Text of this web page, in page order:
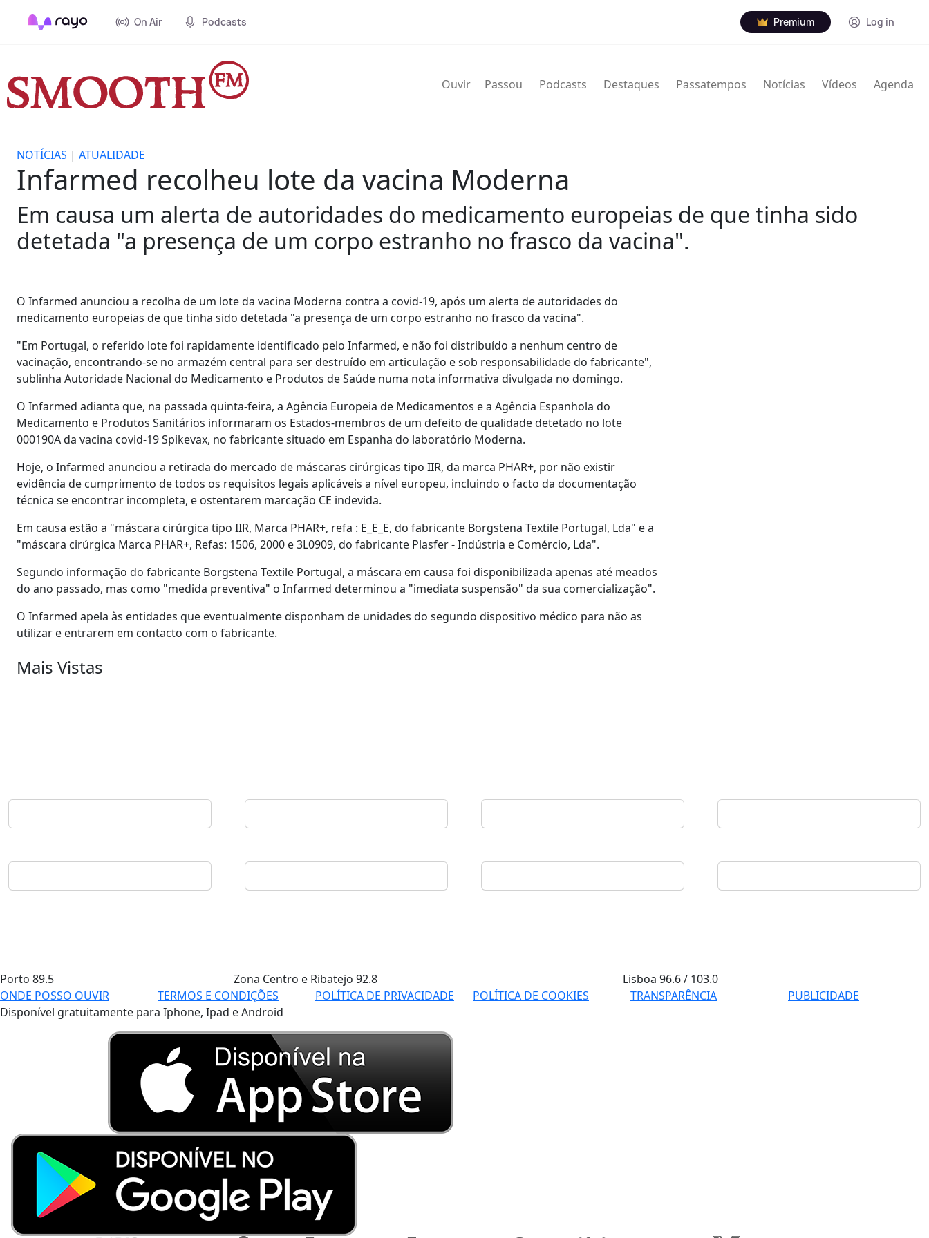
On Air Podcasts Premium Log in
Ouvir Passou Podcasts Destaques Passatempos Notícias Vídeos Agenda
NOTÍCIAS | ATUALIDADE
Infarmed recolheu lote da vacina Moderna
Em causa um alerta de autoridades do medicamento europeias de que tinha sido
detetada "a presença de um corpo estranho no frasco da vacina".
O Infarmed anunciou a recolha de um lote da vacina Moderna contra a covid-19, após um alerta de autoridades do
medicamento europeias de que tinha sido detetada "a presença de um corpo estranho no frasco da vacina".
"Em Portugal, o referido lote foi rapidamente identificado pelo Infarmed, e não foi distribuído a nenhum centro de
vacinação, encontrando-se no armazém central para ser destruído em articulação e sob responsabilidade do fabricante",
sublinha Autoridade Nacional do Medicamento e Produtos de Saúde numa nota informativa divulgada no domingo.
O Infarmed adianta que, na passada quinta-feira, a Agência Europeia de Medicamentos e a Agência Espanhola do
Medicamento e Produtos Sanitários informaram os Estados-membros de um defeito de qualidade detetado no lote
000190A da vacina covid-19 Spikevax, no fabricante situado em Espanha do laboratório Moderna.
Hoje, o Infarmed anunciou a retirada do mercado de máscaras cirúrgicas tipo IIR, da marca PHAR+, por não existir
evidência de cumprimento de todos os requisitos legais aplicáveis a nível europeu, incluindo o facto da documentação
técnica se encontrar incompleta, e ostentarem marcação CE indevida.
Em causa estão a "máscara cirúrgica tipo IIR, Marca PHAR+, refa : E_E_E, do fabricante Borgstena Textile Portugal, Lda" e a
"máscara cirúrgica Marca PHAR+, Refas: 1506, 2000 e 3L0909, do fabricante Plasfer - Indústria e Comércio, Lda".
Segundo informação do fabricante Borgstena Textile Portugal, a máscara em causa foi disponibilizada apenas até meados
do ano passado, mas como "medida preventiva" o Infarmed determinou a "imediata suspensão" da sua comercialização".
O Infarmed apela às entidades que eventualmente disponham de unidades do segundo dispositivo médico para não as
utilizar e entrarem em contacto com o fabricante.
Mais Vistas
Porto 89.5 Zona Centro e Ribatejo 92.8 Lisboa96.6 / 103.0
ONDE POSSO OUVIR
TERMOS E CONDIÇÕES POLÍTICA DE PRIVACIDADE POLÍTICA DE COOKIES TRANSPARÊNCIA
PUBLICIDADE
Disponível gratuitamente para Iphone, Ipad e Android